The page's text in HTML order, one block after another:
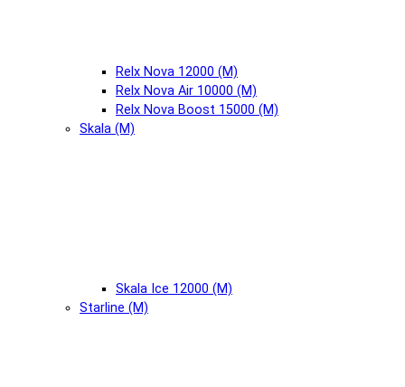
Relx Nova 12000 (М)
Relx Nova Air 10000 (М)
Relx Nova Boost 15000 (М)
Skala (М)
Skala Ice 12000 (М)
Starline (М)